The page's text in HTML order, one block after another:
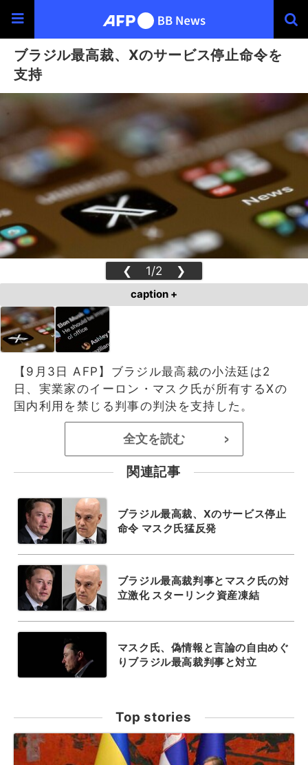
ブラジル最高裁、Xのサービス停止命令を
支持
❮ 1/2 ❯
caption +
【9月3日 AFP】ブラジル最高裁の小法廷は2
日、実業家のイーロン・マスク氏が所有するXの
国内利用を禁じる判事の判決を支持した。
全文を読む >
関連記事
ブラジル最高裁、Xのサービス停止
命令 マスク氏猛反発
ブラジル最高裁判事とマスク氏の対
立激化 スターリンク資産凍結
マスク氏、偽情報と言論の自由めぐ
りブラジル最高裁判事と対立
Top stories